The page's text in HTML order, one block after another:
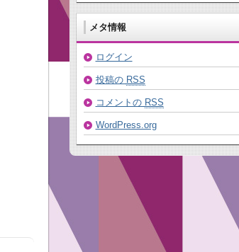
メタ情報
ログイン
投稿の RSS
コメントの RSS
WordPress.org